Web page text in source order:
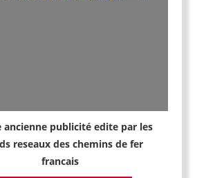
ancienne publicité edite par les
reseaux des chemins de fer
francais